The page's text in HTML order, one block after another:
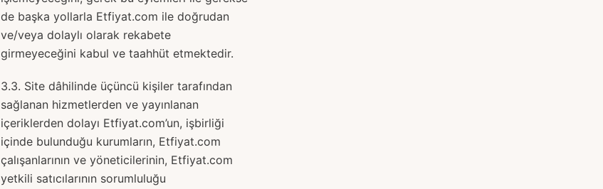
de başka yollarla Etfiyat.com ile doğrudan
ve/veya dolaylı olarak rekabete
girmeyeceğini kabul ve taahhüt etmektedir.
3.3. Site dâhilinde üçüncü kişiler tarafından
sağlanan hizmetlerden ve yayınlanan
içeriklerden dolayı Etfiyat.com’un, işbirliği
içinde bulunduğu kurumların, Etfiyat.com
çalışanlarının ve yöneticilerinin, Etfiyat.com
yetkili satıcılarının sorumluluğu